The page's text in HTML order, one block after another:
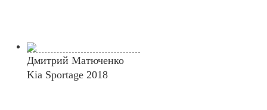
Дмитрий Матюченко
Kia Sportage 2018